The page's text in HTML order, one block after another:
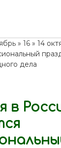
» 16 » 14
дела
в